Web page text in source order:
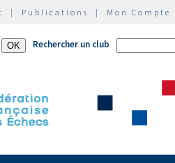
| Publications | Mon Compte
Rechercher un club